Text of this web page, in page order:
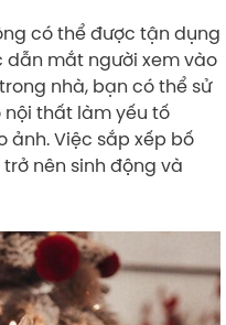
có thể được tận dụng
mắt người xem vào
nhà, bạn có thể sử
thất làm yếu tố
ảnh. Việc sắp xếp bố
nên sinh động và